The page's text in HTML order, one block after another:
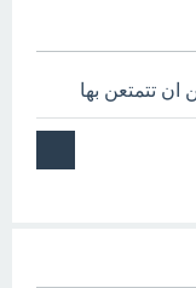
ان تتمتعن بها